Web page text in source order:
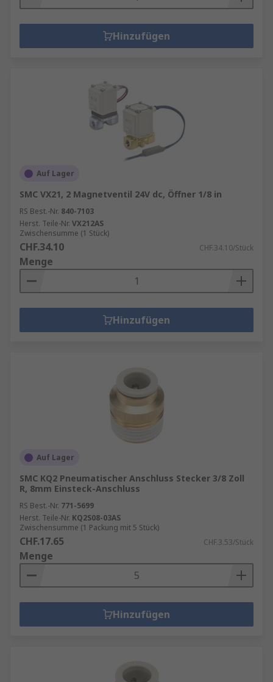
Hinzufügen
Auf Lager
SMC VX21, 2 Magnetventil 24V dc, Öffner 1/8 in
RS Best.-Nr. 840-7103
Herst. Teile-Nr. VX212AS
Zwischensumme (1 Stück)
CHF.34.10 CHF.34.10/Stück
Menge
Hinzufügen
Auf Lager
SMC KQ2 Pneumatischer Anschluss Stecker 3/8 Zoll
R, 8mm Einsteck-Anschluss
RS Best.-Nr. 771-5699
Herst. Teile-Nr. KQ2S08-03AS
Zwischensumme (1 Packung mit 5 Stück)
CHF.17.65 CHF.3.53/Stück
Menge
Hinzufügen